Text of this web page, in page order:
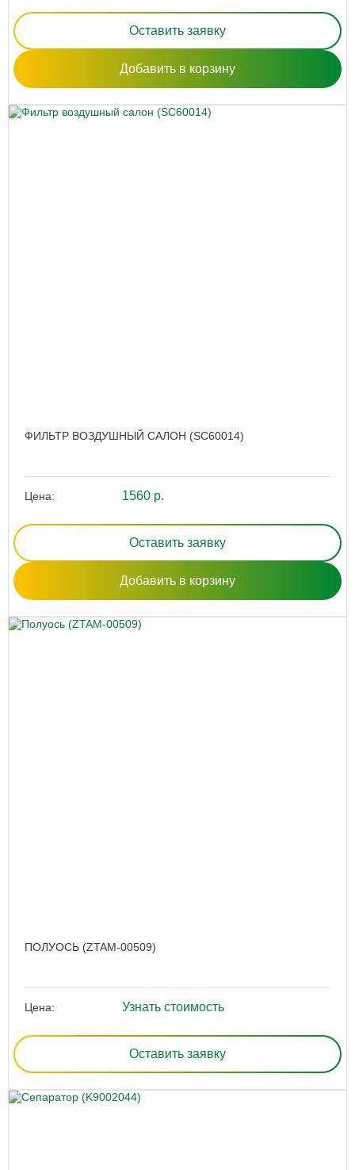
Оставить заявку
Добавить в корзину
ФИЛЬТР ВОЗДУШНЫЙ САЛОН (SC60014)
Цена: 1560 р.
Оставить заявку
Добавить в корзину
ПОЛУОСЬ (ZTAM-00509)
Цена: Узнать стоимость
Оставить заявку